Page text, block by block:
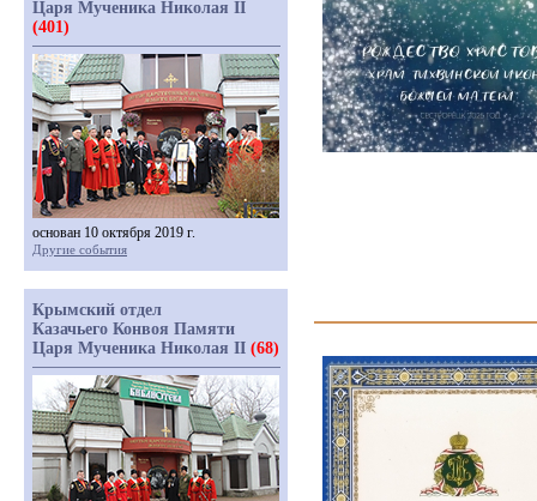
Царя Мученика Николая II
(401)
основан 10 октября 2019 г.
Другие события
Крымский отдел
Казачьего Конвоя Памяти
Царя Мученика Николая II (68)